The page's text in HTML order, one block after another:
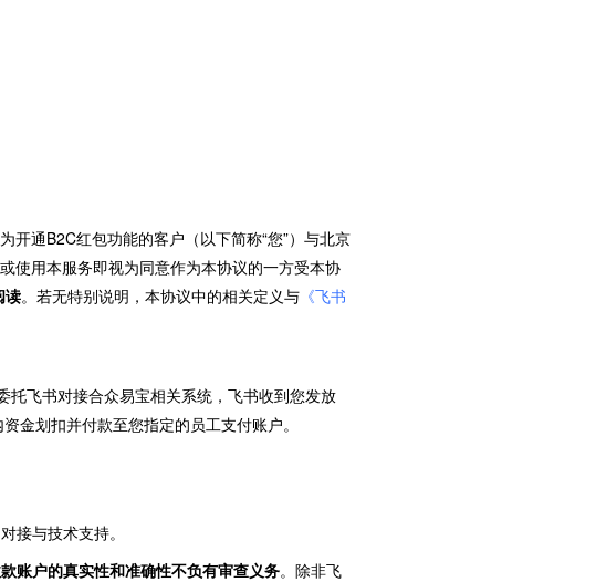
开通B2C红包功能的客户（以下简称“您”）与北京
使用本服务即视为同意作为本协议的一方受本协
读。若无特别说明，本协议中的相关定义与 《飞书
托飞书对接合众易宝相关系统，飞书收到您发放
金划扣并付款至您指定的员工支付账户。
接与技术支持。
账户的真实性和准确性不负有审查义务。除非飞